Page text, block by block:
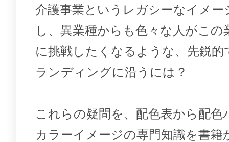
介護事業というレガシーなイメー
し、異業種からも色々な人がこの
に挑戦したくなるような、先鋭的
ランディングに沿うには？
これらの疑問を、配色表から配色
カラーイメージの専門知識を書籍